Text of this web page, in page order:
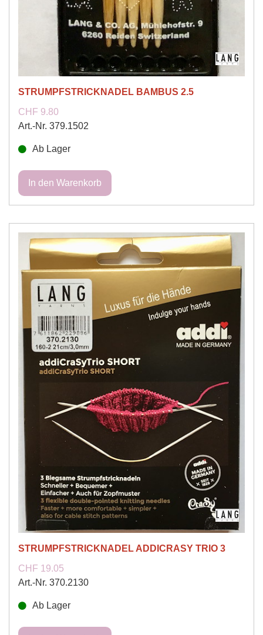
STRUMPFSTRICKNADEL BAMBUS 2.5
CHF 9.80
Art.-Nr. 379.1502
Ab Lager
STRUMPFSTRICKNADEL ADDICRASY TRIO 3
CHF 19.05
Art.-Nr. 370.2130
Ab Lager